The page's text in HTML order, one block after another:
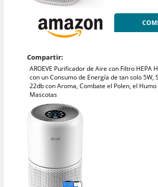
Compartir:
AROEVE Purificador de Aire con Filtro HEPA
con un Consumo de Energía de tan solo 5W,
22db con Aroma, Combate el Polen, el Humo
Mascotas